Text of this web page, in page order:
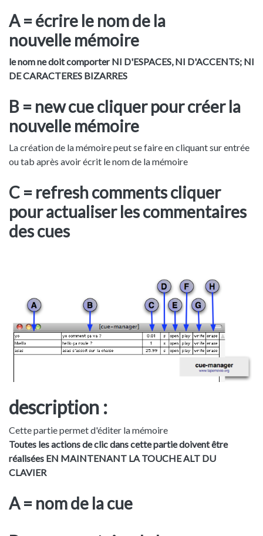
A = écrire le nom de la
nouvelle mémoire
le nom ne doit comporter NI D'ESPACES, NI D'ACCENTS; NI
DE CARACTERES BIZARRES
B = new cuecliquer pour créer la
nouvelle mémoire
La création de la mémoire peut se faire en cliquant sur entrée
ou tab après avoir écrit le nom de la mémoire
C = refresh commentscliquer
pour actualiser les commentaires
des cues
description :
Cette partie permet d'éditer la mémoire
Toutes les actions de clic dans cette partie doivent être
réalisées EN MAINTENANT LA TOUCHE ALT DU
CLAVIER
A = nom de la cue